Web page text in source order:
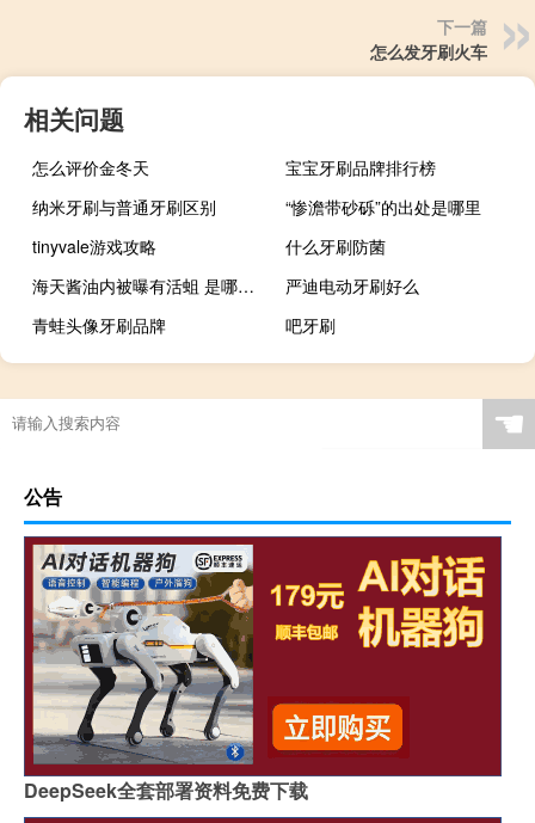
下一篇
怎么发牙刷火车
相关问题
怎么评价金冬天
宝宝牙刷品牌排行榜
纳米牙刷与普通牙刷区别
“惨澹带砂砾”的出处是哪里
tinyvale游戏攻略
什么牙刷防菌
海天酱油内被曝有活蛆 是哪里来的具体啥情况
严迪电动牙刷好么
青蛙头像牙刷品牌
吧牙刷
☚
公告
DeepSeek全套部署资料免费下载